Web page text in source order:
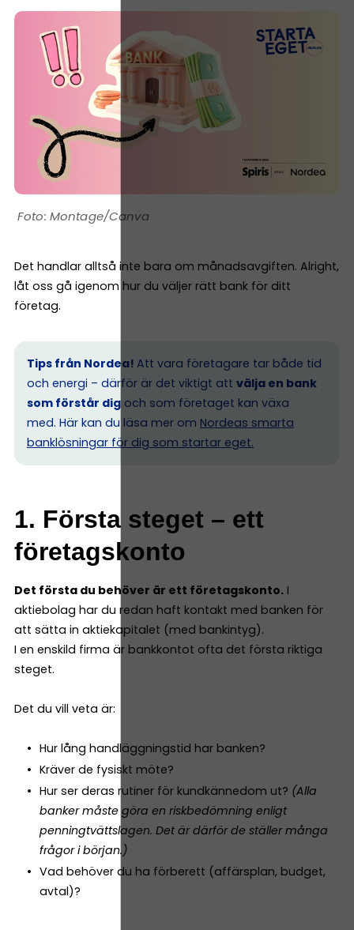
Montage/Canva
Det handlar alltså inte bara om månadsavgiften. Alright,
låt oss gå igenom hur du väljer rätt bank för ditt
företag.
Tips från Nordea! Att vara företagare tar både tid
och energi – därför är det viktigt att välja en bank
som förstår dig och som företaget kan växa
med. Här kan du läsa mer om Nordeas smarta
banklösningar för dig som startar eget.
1. Första steget – ett
företagskonto
Det första du behöver är ett företagskonto. I
aktiebolag har du redan haft kontakt med banken för
att sätta in aktiekapitalet (med bankintyg).
I en enskild firma är bankkontot ofta det första riktiga
steget.
Det du vill veta är:
Hur lång handläggningstid har banken?
Kräver de fysiskt möte?
Hur ser deras rutiner för kundkännedom ut? (Alla
banker måste göra en riskbedömning enligt
penningtvättslagen. Det är därför de ställer många
frågor i början.)
Vad behöver du ha förberett (affärsplan, budget,
avtal)?